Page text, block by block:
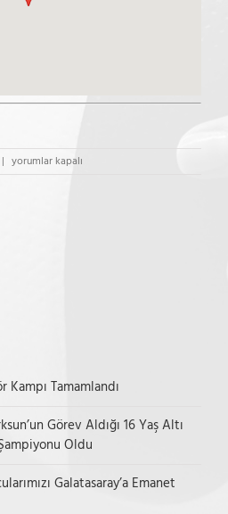
| ES
Voleybol
yorumlar kapalı
Tamamlandı
Görev Aldığı 16 Yaş Altı
Oldu
Galatasaray’a Emanet